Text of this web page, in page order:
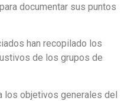
documentar sus puntos
han recopilado los
de los grupos de
los objetivos generales del